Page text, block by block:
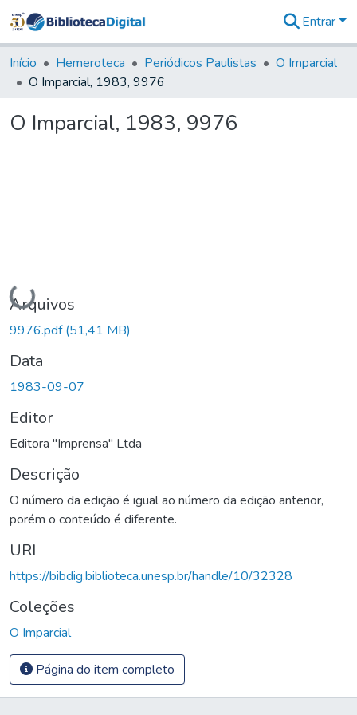
&
Coleções
Tudo na
Digital
Entrar
Início Hemeroteca Periódicos Paulistas
O Imparcial
O Imparcial, 1983, 9976
O Imparcial, 1983, 9976
Carregando...
Arquivos
9976.pdf(51,41 MB)
Data
1983-09-07
Editor
Editora "Imprensa" Ltda
Descrição
O número da edição é igual ao número da edição anterior,
porém o conteúdo é diferente.
URI
https://bibdig.biblioteca.unesp.br/handle/10/32328
Coleções
O Imparcial
Página do item completo